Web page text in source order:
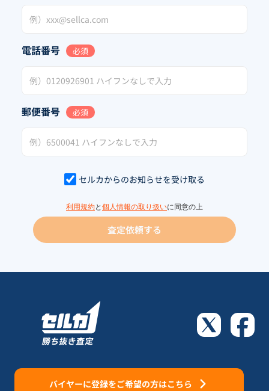
電話番号 必須
郵便番号 必須
セルカからのお知らせを受け取る
利用規約と 個人情報の取り扱いに同意の上
査定依頼する
バイヤーに登録をご希望の方はこちら